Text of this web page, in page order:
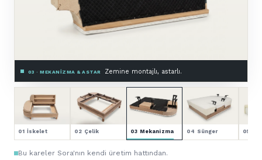
04 · SÜNGER — 4 KATMAN Premium HR sünger.
01 İskelet 02 Çelik 03 Mekanizma 04 Sünger 05 Kol
Bu kareler Sora'nın kendi üretim hattından.